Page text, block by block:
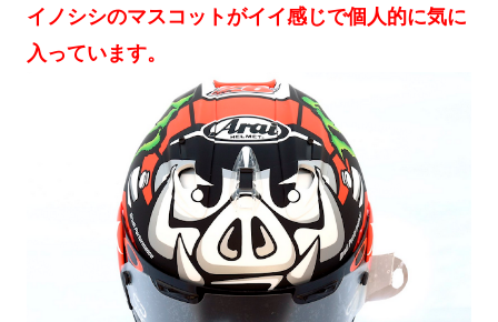
イノシシのマスコットがイイ感じで個人的に気に
入っています。